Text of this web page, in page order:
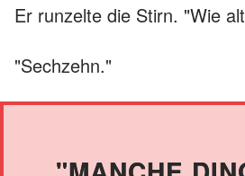
Er runzelte die Stirn. "Wie
"Sechzehn."